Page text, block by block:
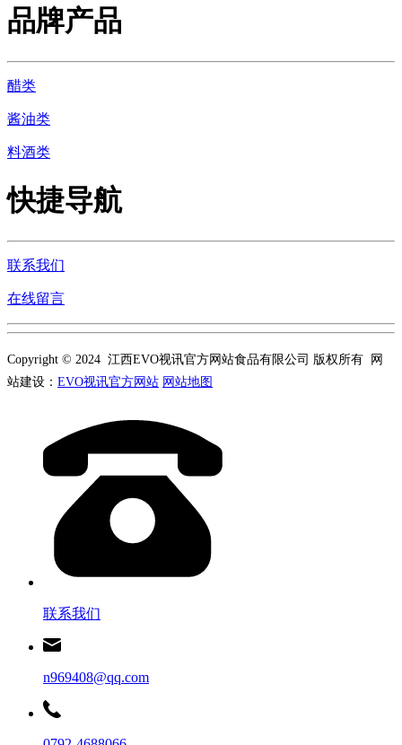
品牌产品
醋类
酱油类
料酒类
快捷导航
联系我们
在线留言
Copyright © 2024 江西EVO视讯官方网站食品有限公司 版权所有 网
站建设： EVO视讯官方网站 网站地图
联系我们
n969408@qq.com